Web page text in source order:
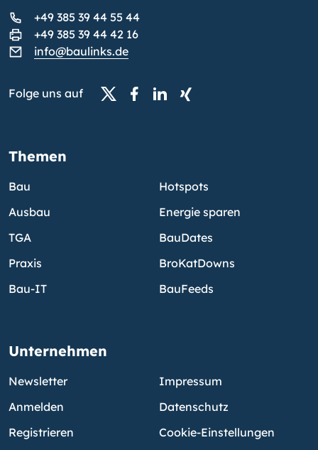
+49 385 39 44 55 44
+49 385 39 44 42 16
info@baulinks.de
Folge uns auf
Themen
Bau
Ausbau
TGA
Praxis
Bau-IT
Hotspots
Energie sparen
BauDates
BroKatDowns
BauFeeds
Unternehmen
Newsletter
Anmelden
Registrieren
Impressum
Datenschutz
Cookie-Einstellungen